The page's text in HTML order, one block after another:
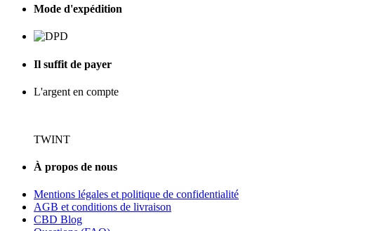
Mode d'expédition
Il suffit de payer
L'argent en compte
TWINT
À propos de nous
Mentions légales et politique de confidentialité
AGB et conditions de livraison
CBD Blog